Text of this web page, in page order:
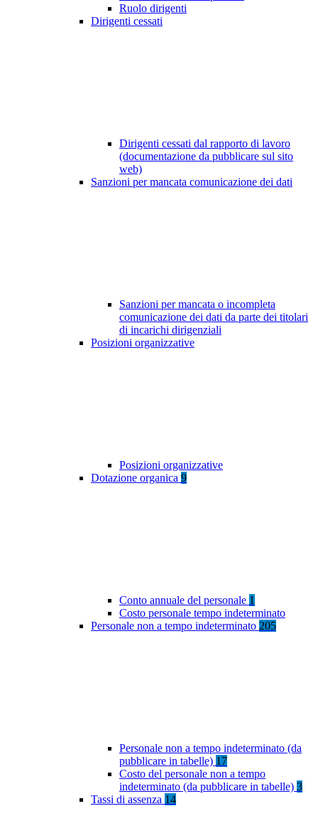
Ruolo dirigenti
Dirigenti cessati
Dirigenti cessati dal rapporto di lavoro
(documentazione da pubblicare sul sito
web)
Sanzioni per mancata comunicazione dei dati
Sanzioni per mancata o incompleta
comunicazione dei dati da parte dei titolari
di incarichi dirigenziali
Posizioni organizzative
Posizioni organizzative
Dotazione organica 9
Conto annuale del personale 1
Costo personale tempo indeterminato
Personale non a tempo indeterminato 205
Personale non a tempo indeterminato (da
pubblicare in tabelle) 17
Costo del personale non a tempo
indeterminato (da pubblicare in tabelle) 3
Tassi di assenza 14